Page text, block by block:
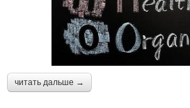
читать дальше →